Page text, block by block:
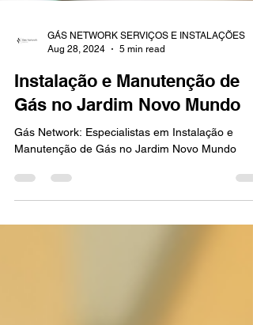
Aug 28, 2024
5 min read
Instalação e Manutenção de
Gás no Jardim Novo Mundo
Manutenção de Gás no Jardim Novo Mundo